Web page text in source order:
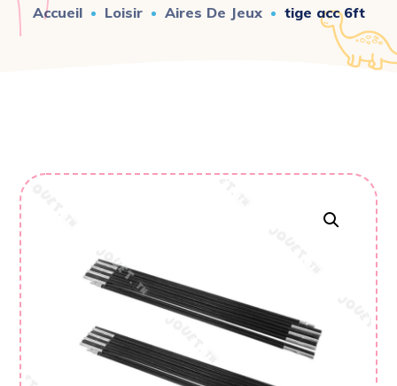
Accueil Loisir Aires De Jeux tige acc 6ft